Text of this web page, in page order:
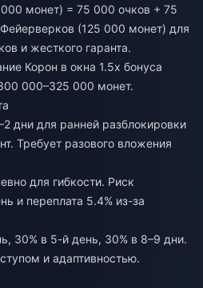
монет) = 75 000 очков + 75
(125 000 монет) для
и жесткого гаранта.
Корон в окна 1.5x бонуса
000–325 000 монет.
дни для ранней разблокировки
Требует разового вложения
для гибкости. Риск
и переплата 5.4% из-за
30% в 5-й день, 30% в 8–9 дни.
и адаптивностью.